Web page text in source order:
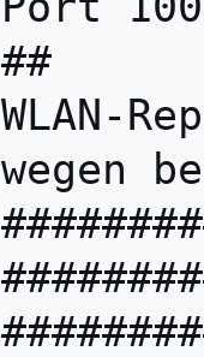
##
WLAN-
wegen